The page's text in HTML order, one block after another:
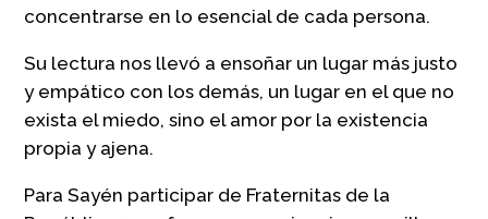
concentrarse en lo esencial de cada persona.
Su lectura nos llevó a ensoñar un lugar más justo
y empático con los demás, un lugar en el que no
exista el miedo, sino el amor por la existencia
propia y ajena.
Para Sayén participar de Fraternitas de la